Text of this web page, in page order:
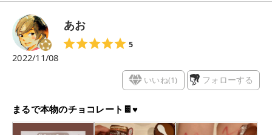
あお
5
2022/11/08
いいね(1) フォローする
まるで本物のチョコレート🍫♥